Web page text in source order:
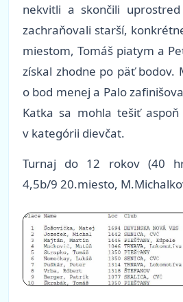
nekvitli a skončili
zachraňovali starší,
miestom, Tomáš piatym a
získal zhodne po päť bodov.
o bod menej a Palo
Katka sa mohla tešiť
v kategórii dievčat.
Turnaj do 12 rokov (40
4,5b/9 20.miesto,